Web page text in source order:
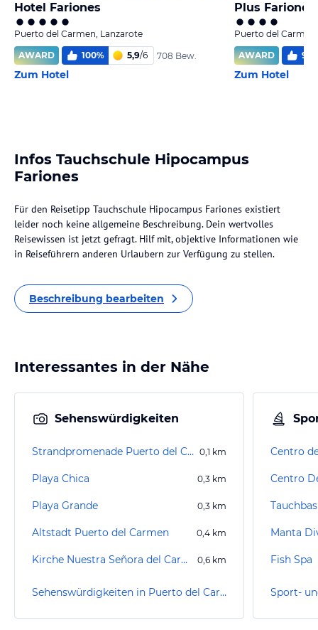
Hotel Fariones
Puerto del Carmen, Lanzarote
AWARD
100% 5,9/6 708 Bew.
Zum Hotel
Plus
Puerto del
AWARD
98
Zum Hotel
Infos Tauchschule Hipocampus
Fariones
Für den Reisetipp Tauchschule Hipocampus Fariones existiert
leider noch keine allgemeine Beschreibung. Dein wertvolles
Reisewissen ist jetzt gefragt. Hilf mit, objektive Informationen wie
in Reiseführern anderen Urlaubern zur Verfügung zu stellen.
Beschreibung bearbeiten
Interessantes in der Nähe
Sehenswürdigkeiten
Strandpromenade Puerto del Carmen 0,1 km
Playa Chica 0,3 km
Playa Grande 0,3 km
Altstadt Puerto del Carmen 0,4 km
Kirche Nuestra Señora del Carmen 0,6 km
Sehenswürdigkeiten in Puerto del Carmen
Centro
Centro
Manta
Fish Spa